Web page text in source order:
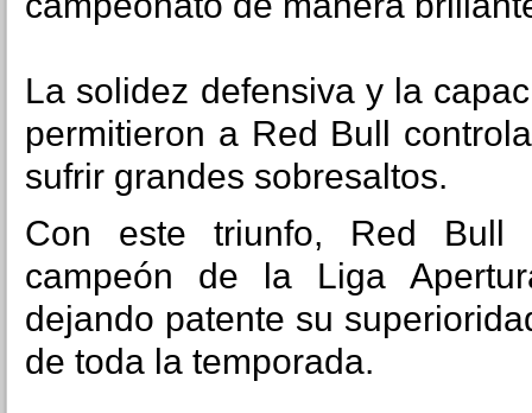
La solidez defensiva y la
permitieron a Red Bull
sufrir grandes sobresaltos.
Con este triunfo, Red Bull
campeón de la Liga
dejando patente su
de toda la temporada.